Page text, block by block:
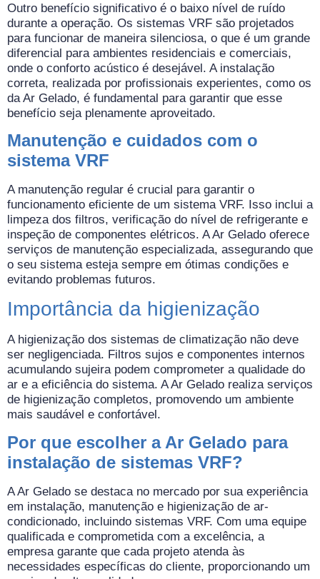
Outro benefício significativo é o baixo nível de ruído
durante a operação. Os sistemas VRF são projetados
para funcionar de maneira silenciosa, o que é um grande
diferencial para ambientes residenciais e comerciais,
onde o conforto acústico é desejável. A instalação
correta, realizada por profissionais experientes, como os
da Ar Gelado, é fundamental para garantir que esse
benefício seja plenamente aproveitado.
Manutenção e cuidados com o
sistema VRF
A manutenção regular é crucial para garantir o
funcionamento eficiente de um sistema VRF. Isso inclui a
limpeza dos filtros, verificação do nível de refrigerante e
inspeção de componentes elétricos. A Ar Gelado oferece
serviços de manutenção especializada, assegurando que
o seu sistema esteja sempre em ótimas condições e
evitando problemas futuros.
Importância da higienização
A higienização dos sistemas de climatização não deve
ser negligenciada. Filtros sujos e componentes internos
acumulando sujeira podem comprometer a qualidade do
ar e a eficiência do sistema. A Ar Gelado realiza serviços
de higienização completos, promovendo um ambiente
mais saudável e confortável.
Por que escolher a Ar Gelado para
instalação de sistemas VRF?
A Ar Gelado se destaca no mercado por sua experiência
em instalação, manutenção e higienização de ar-
condicionado, incluindo sistemas VRF. Com uma equipe
qualificada e comprometida com a excelência, a
empresa garante que cada projeto atenda às
necessidades específicas do cliente, proporcionando um